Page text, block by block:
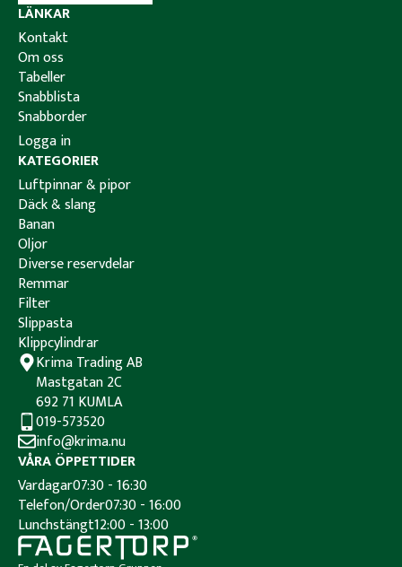
Krima Trading AB
Mastgatan 2C
692 71 KUMLA
019-573520
info@krima.nu
VÅRA ÖPPETTIDER
Vardagar07:30 - 16:30
Telefon/Order07:30 - 16:00
Lunchstängt12:00 - 13:00
KATEGORIER
Luftpinnar & pipor
Däck & slang
Banan
Oljor
Diverse reservdelar
Remmar
Filter
Slippasta
Klippcylindrar
LÄNKAR
Kontakt
Om oss
Tabeller
Snabblista
Snabborder
Logga in